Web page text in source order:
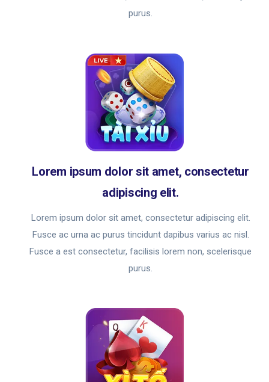
purus.
Lorem ipsum dolor sit amet, consectetur
adipiscing elit.
Lorem ipsum dolor sit amet, consectetur adipiscing elit.
Fusce ac urna ac purus tincidunt dapibus varius ac nisl.
Fusce a est consectetur, facilisis lorem non, scelerisque
purus.